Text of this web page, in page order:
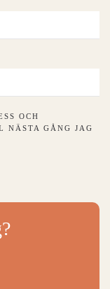
OCH
NÄSTA GÅNG JAG